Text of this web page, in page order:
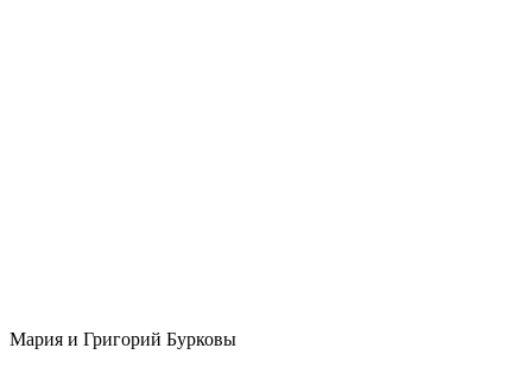
Мария и Григорий Бурковы